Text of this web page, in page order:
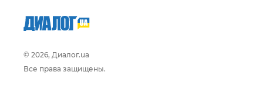
© 2026, Диалог.ua
Все права защищены.